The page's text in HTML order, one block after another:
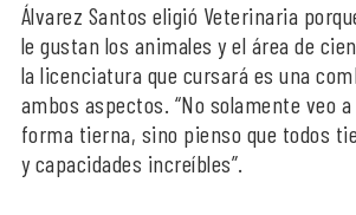
Álvarez Santos eligió Veterinaria
le gustan los animales y el área de
la licenciatura que cursará es una
ambos aspectos. “No solamente veo
forma tierna, sino pienso que todos
y capacidades increíbles”.